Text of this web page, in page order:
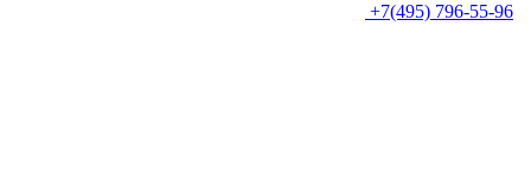
+7(495) 796-55-96